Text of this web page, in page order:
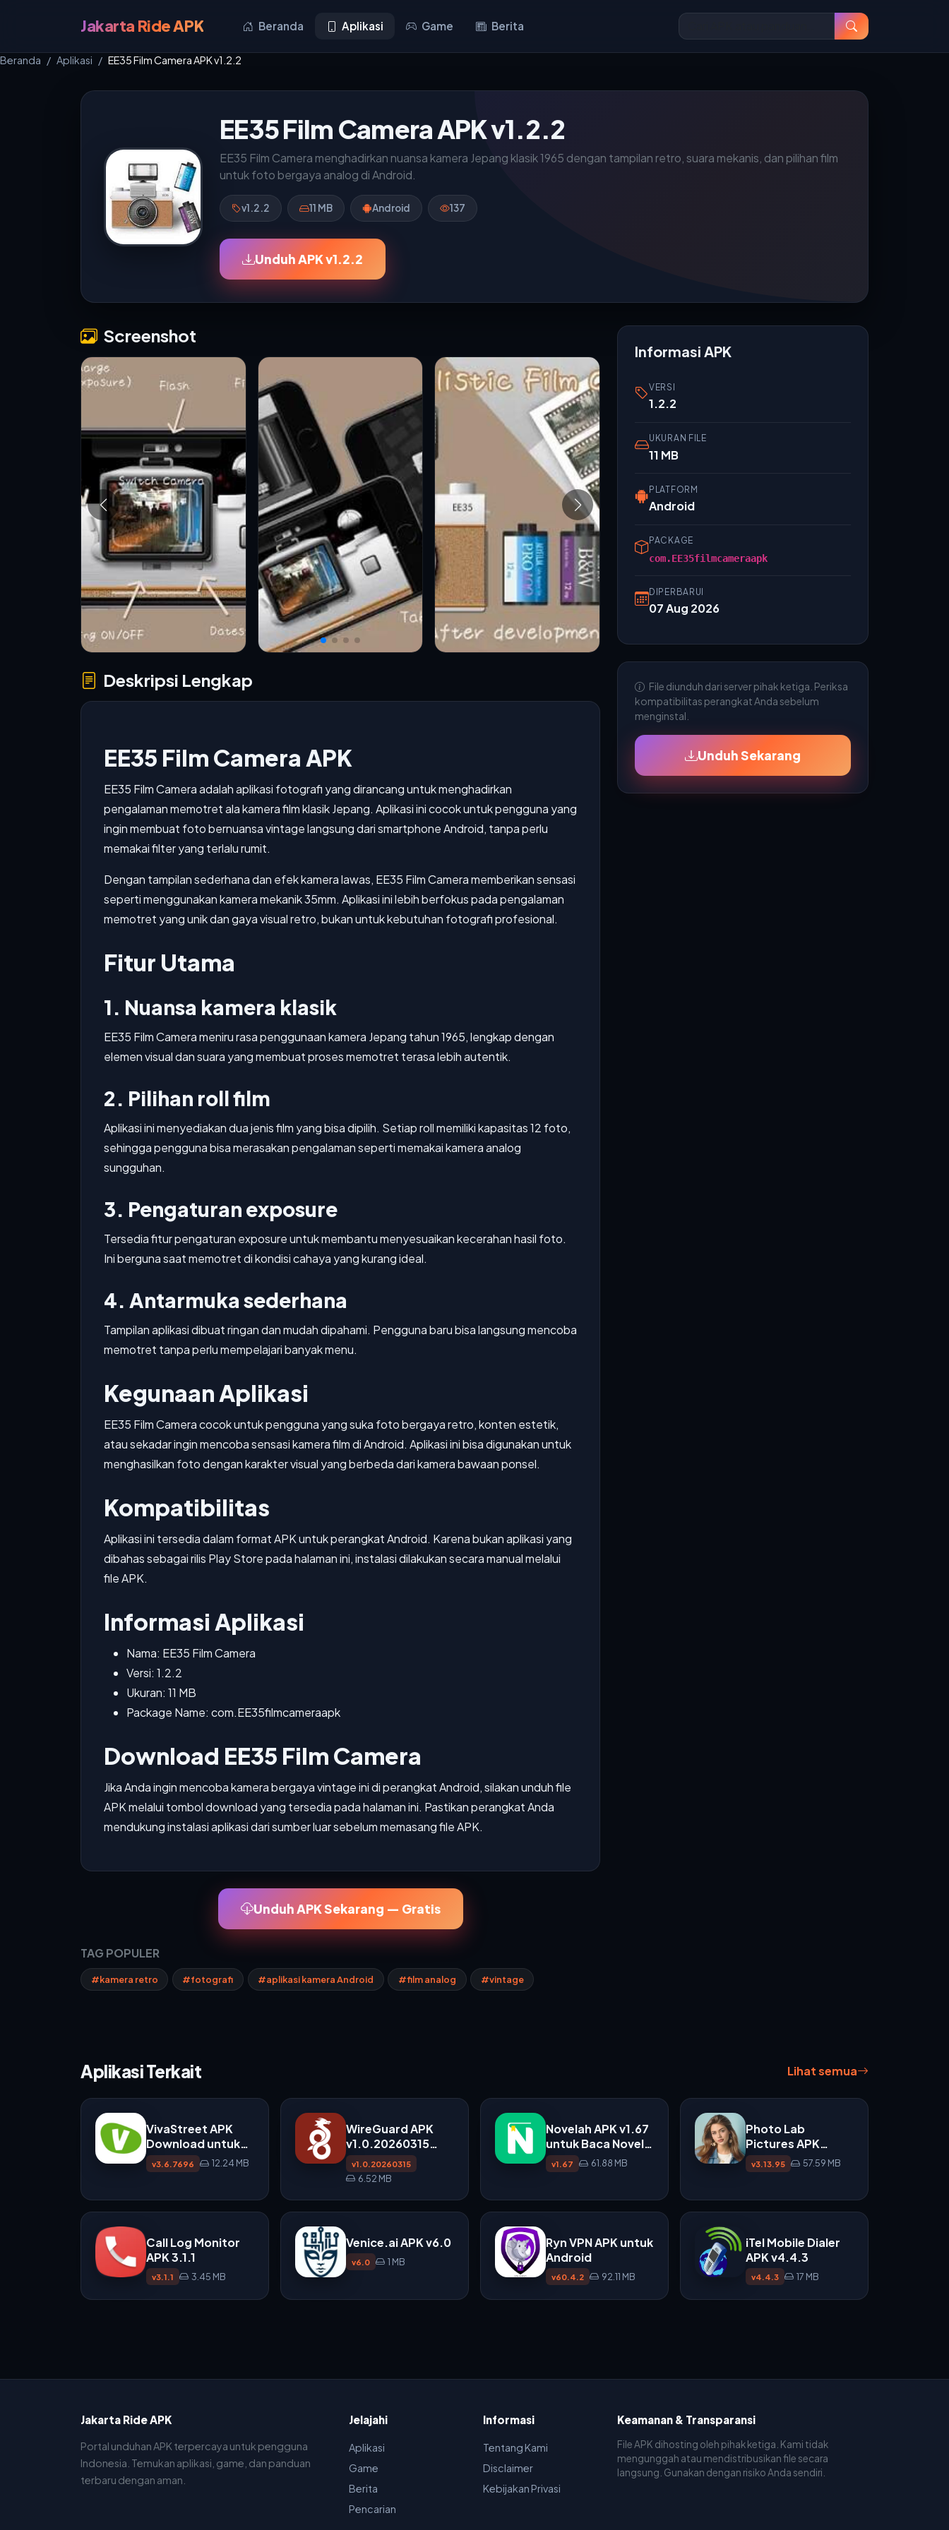
Jakarta Ride APK Beranda Aplikasi Game Berita
Beranda Aplikasi EE35 Film Camera APK v1.2.2
EE35 Film Camera APK v1.2.2
EE35 Film Camera menghadirkan nuansa kamera Jepang klasik 1965 dengan tampilan retro, suara mekanis, dan pilihan film
untuk foto bergaya analog di Android.
v1.2.2 11 MB Android 137
Unduh APK v1.2.2
Screenshot
Deskripsi Lengkap
EE35 Film Camera APK
EE35 Film Camera adalah aplikasi fotografi yang dirancang untuk menghadirkan
pengalaman memotret ala kamera film klasik Jepang. Aplikasi ini cocok untuk pengguna yang
ingin membuat foto bernuansa vintage langsung dari smartphone Android, tanpa perlu
memakai filter yang terlalu rumit.
Dengan tampilan sederhana dan efek kamera lawas, EE35 Film Camera memberikan sensasi
seperti menggunakan kamera mekanik 35mm. Aplikasi ini lebih berfokus pada pengalaman
memotret yang unik dan gaya visual retro, bukan untuk kebutuhan fotografi profesional.
Fitur Utama
1. Nuansa kamera klasik
EE35 Film Camera meniru rasa penggunaan kamera Jepang tahun 1965, lengkap dengan
elemen visual dan suara yang membuat proses memotret terasa lebih autentik.
2. Pilihan roll film
Aplikasi ini menyediakan dua jenis film yang bisa dipilih. Setiap roll memiliki kapasitas 12 foto,
sehingga pengguna bisa merasakan pengalaman seperti memakai kamera analog
sungguhan.
3. Pengaturan exposure
Tersedia fitur pengaturan exposure untuk membantu menyesuaikan kecerahan hasil foto.
Ini berguna saat memotret di kondisi cahaya yang kurang ideal.
4. Antarmuka sederhana
Tampilan aplikasi dibuat ringan dan mudah dipahami. Pengguna baru bisa langsung mencoba
memotret tanpa perlu mempelajari banyak menu.
Kegunaan Aplikasi
EE35 Film Camera cocok untuk pengguna yang suka foto bergaya retro, konten estetik,
atau sekadar ingin mencoba sensasi kamera film di Android. Aplikasi ini bisa digunakan untuk
menghasilkan foto dengan karakter visual yang berbeda dari kamera bawaan ponsel.
Kompatibilitas
Aplikasi ini tersedia dalam format APK untuk perangkat Android. Karena bukan aplikasi yang
dibahas sebagai rilis Play Store pada halaman ini, instalasi dilakukan secara manual melalui
file APK.
Informasi Aplikasi
Nama: EE35 Film Camera
Versi: 1.2.2
Ukuran: 11 MB
Package Name: com.EE35filmcameraapk
Download EE35 Film Camera
Jika Anda ingin mencoba kamera bergaya vintage ini di perangkat Android, silakan unduh file
APK melalui tombol download yang tersedia pada halaman ini. Pastikan perangkat Anda
mendukung instalasi aplikasi dari sumber luar sebelum memasang file APK.
Unduh APK Sekarang — Gratis
TAG POPULER
#kamera retro #fotografi #aplikasi kamera Android #film analog #vintage
Informasi APK
VERSI
1.2.2
UKURAN FILE
11 MB
PLATFORM
Android
PACKAGE
com.EE35filmcameraapk
DIPERBARUI
07 Aug 2026
File diunduh dari server pihak ketiga. Periksa
kompatibilitas perangkat Anda sebelum
menginstal.
Unduh Sekarang
Aplikasi Terkait Lihat semua
VivaStreet APK
Download untuk
Android
v3.6.7696 12.24 MB
WireGuard APK
v1.0.20260315
untuk Android
v1.0.20260315
6.52 MB
Novelah APK v1.67
untuk Baca Novel
di Android
v1.67 61.88 MB
Photo Lab
Pictures APK
v3.13.95 untuk Edit
Foto dengan Efek
v3.13.95 57.59 MB
Call Log Monitor
APK 3.1.1
v3.1.1 3.45 MB
Venice.ai APK v6.0
v6.0 1 MB
Ryn VPN APK untuk
Android
v60.4.2 92.11 MB
iTel Mobile Dialer
APK v4.4.3
v4.4.3 17 MB
Jakarta Ride APK
Portal unduhan APK terpercaya untuk pengguna
Indonesia. Temukan aplikasi, game, dan panduan
terbaru dengan aman.
Jelajahi
Aplikasi
Game
Berita
Pencarian
Informasi
Tentang Kami
Disclaimer
Kebijakan Privasi
Keamanan & Transparansi
File APK dihosting oleh pihak ketiga. Kami tidak
mengunggah atau mendistribusikan file secara
langsung. Gunakan dengan risiko Anda sendiri.